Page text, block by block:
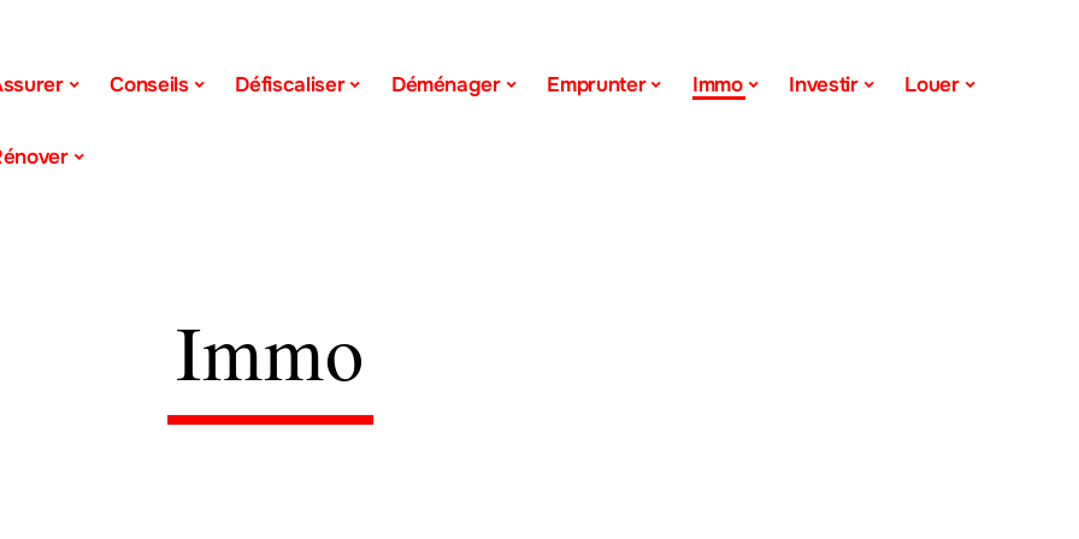
Conseils Défiscaliser Déménager Emprunter Immo Investir Louer
Immo